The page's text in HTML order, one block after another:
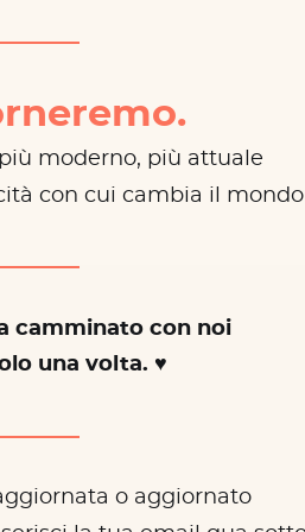
moderno, più attuale
con cui cambia il
camminato con noi
una volta. ♥
o aggiornato